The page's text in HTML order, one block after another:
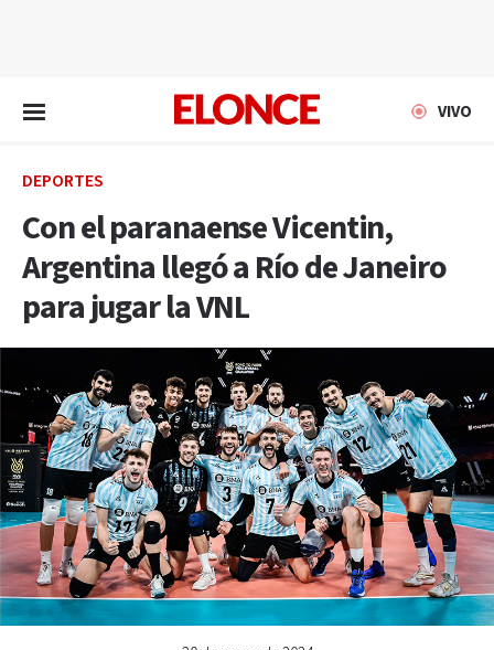
VIVO
DEPORTES
Con el paranaense Vicentin,
Argentina llegó a Río de Janeiro
para jugar la VNL